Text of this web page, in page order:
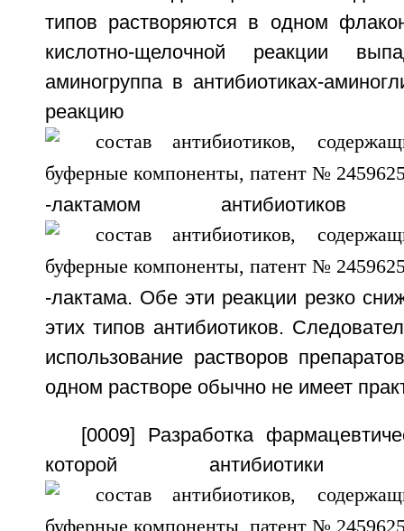
типов растворяются в одном
кислотно-щелочной реакции
аминогруппа в антибиотиках-
-лактамом
-лактама. Обе эти реакции резко
этих типов антибиотиков.
использование растворов
одном растворе обычно не имеет
[0009] Разработка
которой